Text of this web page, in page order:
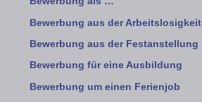
Bewerbung aus der Arbeitslosigkeit
Bewerbung aus der Festanstellung
Bewerbung für eine Ausbildung
Bewerbung um einen Ferienjob